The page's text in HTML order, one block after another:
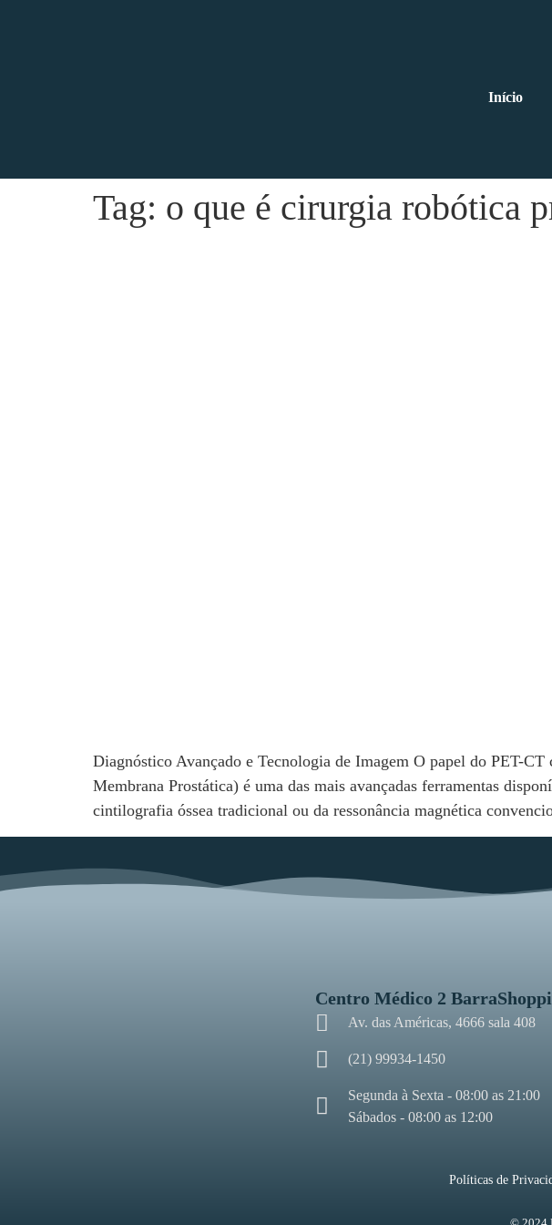
Início
Tag: o que é cirurgia robótica
Diagnóstico Avançado e Tecnologia de Imagem O papel do PET-
Membrana Prostática) é uma das mais avançadas ferramentas
cintilografia óssea tradicional ou da ressonância magnética
Centro Médico 2
Av. das Américas, 4666 sala 408
(21) 99934-1450
Segunda à Sexta - 08:00 as 21:00
Sábados - 08:00 as 12:00
Políticas de